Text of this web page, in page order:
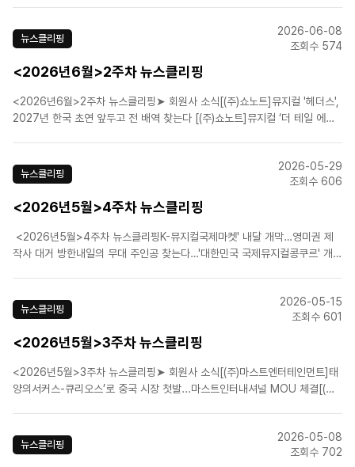
니', ..
뉴스클리핑
2026-06-08
조회수 574
<2026년6월>2주차 뉴스클리핑
<2026년6월>2주차 뉴스클리핑➤ 회원사 소식[(주)쇼노트]뮤지컬 '헤더스',
2027년 한국 초연 앞두고 전 배역 찾는다 [(주)쇼노트]뮤지컬 ‘더 테일 에이
뉴스클리핑
2026-05-29
조회수 606
<2026년5월>4주차 뉴스클리핑
<2026년5월>4주차 뉴스클리핑K-뮤지컬국제마켓' 내달 개막…영미권 제
작사 대거 방한내일의 무대 주인공 찾는다…'대한민국 국제뮤지컬콩쿠르' 개
들.....
뉴스클리핑
2026-05-15
조회수 601
<2026년5월>3주차 뉴스클리핑
<2026년5월>3주차 뉴스클리핑➤ 회원사 소식[(주)마스트엔터테인먼트]태
양의서커스-큐리오스’로 중국 시장 첫발...마스트인터내셔널 MOU 체결[(주)
(주)]뮤지컬 '디어 에반 핸..
뉴스클리핑
2026-05-08
조회수 702